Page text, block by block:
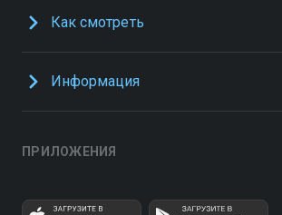
Как смотреть
Информация
ПРИЛОЖЕНИЯ